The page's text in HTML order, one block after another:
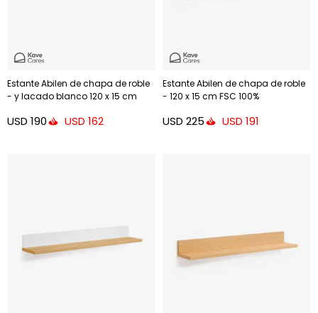
Estante Abilen de chapa de roble
- y lacado blanco 120 x 15 cm
USD 190 USD 162
Estante Abilen de chapa de roble
- 120 x 15 cm FSC 100%
USD 225 USD 191